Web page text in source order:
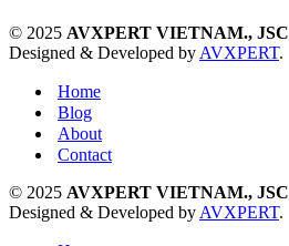
© 2025 AVXPERT VIETNAM., JSC
Designed & Developed by AVXPERT.
Home
Blog
About
Contact
© 2025 AVXPERT VIETNAM., JSC
Designed & Developed by AVXPERT.